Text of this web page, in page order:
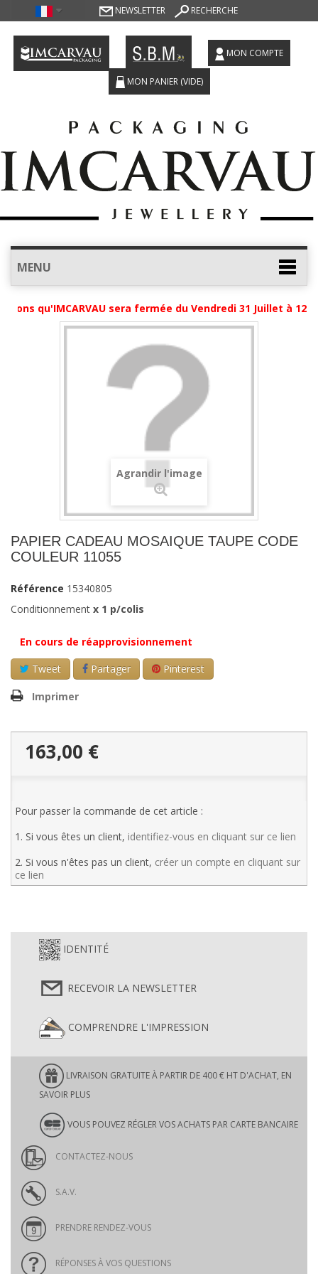
NEWSLETTER RECHERCHE
MON COMPTE
MON PANIER (VIDE)
MENU
qu'IMCARVAU sera fermée du Vendredi 31 Juillet à 12h
Agrandir l'image
PAPIER CADEAU MOSAIQUE TAUPE CODE
COULEUR 11055
Référence 15340805
Conditionnement x 1 p/colis
En cours de réapprovisionnement
Tweet
Partager Pinterest
Imprimer
163,00 €
Pour passer la commande de cet article :
1. Si vous êtes un client, identifiez-vous en cliquant sur ce lien
2. Si vous n'êtes pas un client, créer un compte en cliquant sur
ce lien
IDENTITÉ
RECEVOIR LA NEWSLETTER
COMPRENDRE L'IMPRESSION
LIVRAISON GRATUITE À PARTIR DE 400 € HT D'ACHAT, EN
SAVOIR PLUS
VOUS POUVEZ RÉGLER VOS ACHATS PAR CARTE BANCAIRE
CONTACTEZ-NOUS
S.A.V.
PRENDRE RENDEZ-VOUS
RÉPONSES À VOS QUESTIONS